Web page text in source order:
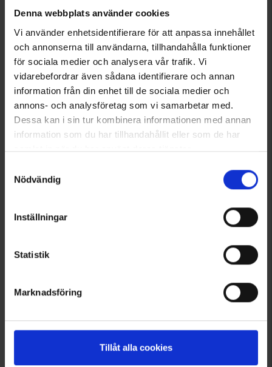
Denna webbplats använder cookies
Vi använder enhetsidentifierare för att anpassa innehållet
och annonserna till användarna, tillhandahålla funktioner
för sociala medier och analysera vår trafik. Vi
vidarebefordrar även sådana identifierare och annan
information från din enhet till de sociala medier och
annons- och analysföretag som vi samarbetar med.
Dessa kan i sin tur kombinera informationen med annan
information som du har tillhandahållit eller som de har
samlat in när du har använt deras tjänster.
Nödvändig
Inställningar
Statistik
Marknadsföring
Tillåt alla cookies
Herren Jagdanorak Hede
139 €
Bewertung: 3.6 von 5 Sternen
119 €
Bewertung: 4.5 von 5 Sternen
High Mountain
139 €
Angezeigt werden 1–5 von 5 Produkten
1